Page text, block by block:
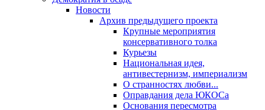
Новости
Архив предыдущего проекта
Крупные мероприятия
консервативного толка
Курьезы
Национальная идея,
антивестернизм, империализм
О странностях любви...
Оправдания дела ЮКОСа
Основания пересмотра